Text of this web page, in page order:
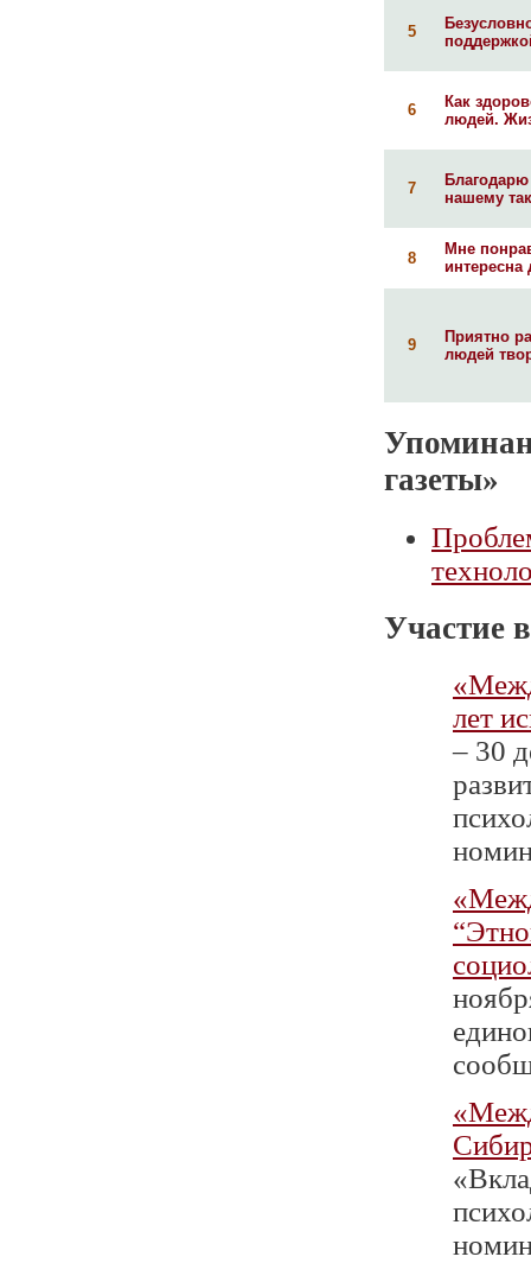
5
6
Как
людей.
7
нашему
8
Мне
9
Приятно
людей
газеты»
Участие
лет
– 30